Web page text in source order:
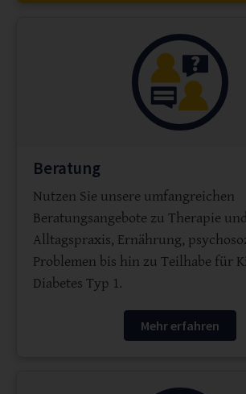
Beratung
Nutzen Sie unsere umfangreichen
Beratungsangebote zu Therapie und
Alltagspraxis, Ernährung,
Problemen bis hin zu Teilhabe für
Diabetes Typ 1.
Mehr erfahren